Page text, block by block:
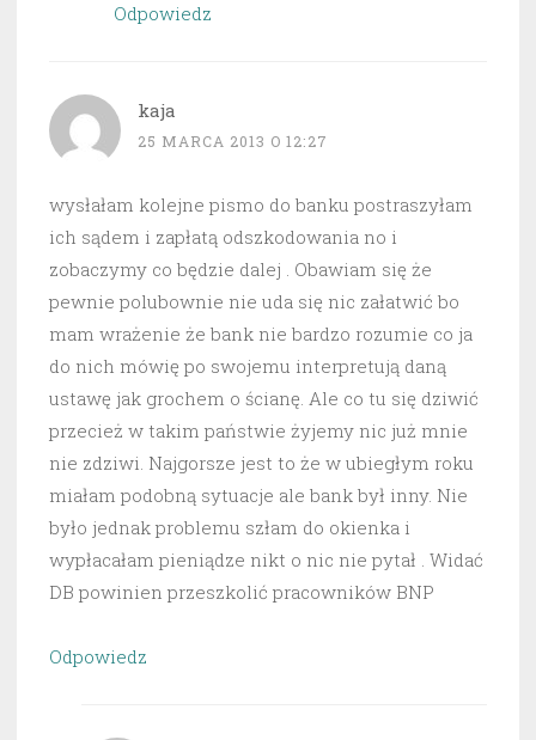
Odpowiedz
kaja
25 MARCA 2013 O 12:27
wysłałam kolejne pismo do banku postraszyłam
ich sądem i zapłatą odszkodowania no i
zobaczymy co będzie dalej . Obawiam się że
pewnie polubownie nie uda się nic załatwić bo
mam wrażenie że bank nie bardzo rozumie co ja
do nich mówię po swojemu interpretują daną
ustawę jak grochem o ścianę. Ale co tu się dziwić
przecież w takim państwie żyjemy nic już mnie
nie zdziwi. Najgorsze jest to że w ubiegłym roku
miałam podobną sytuacje ale bank był inny. Nie
było jednak problemu szłam do okienka i
wypłacałam pieniądze nikt o nic nie pytał . Widać
DB powinien przeszkolić pracowników BNP
Odpowiedz